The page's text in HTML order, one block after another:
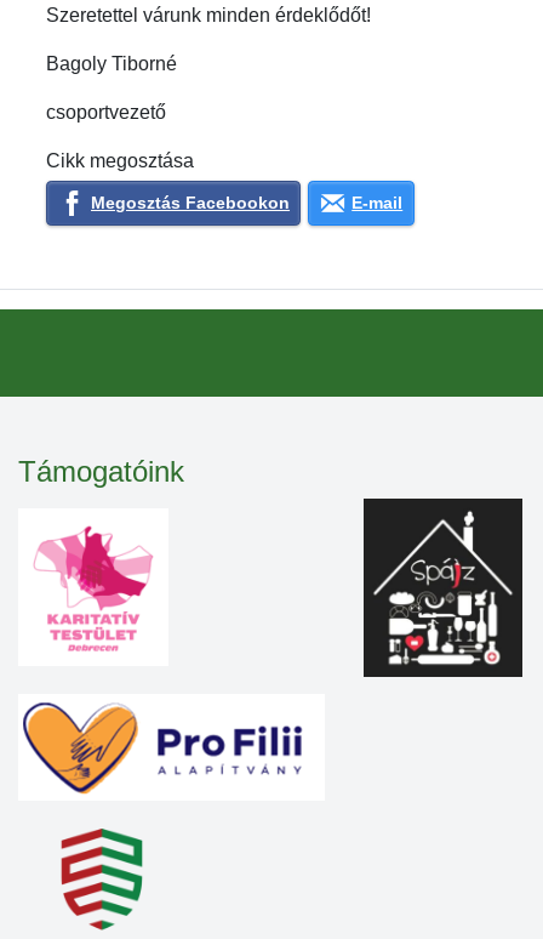
Szeretettel várunk minden érdeklődőt!
Bagoly Tiborné
csoportvezető
Cikk megosztása
Megosztás Facebookon E-mail
Támogatóink